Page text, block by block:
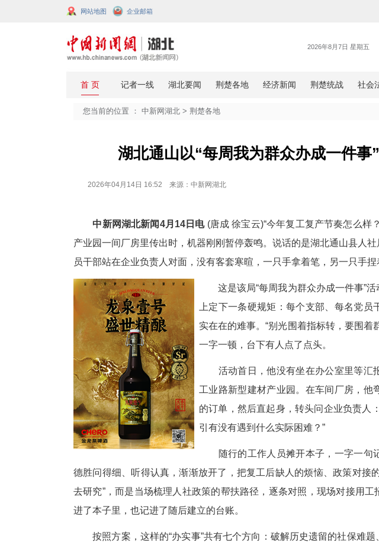
网站地图
湖北通山以“每周我为群众
2026年04月14日 16:52 来源：中新网湖北
中新网湖北新闻4月14日电
(唐成 徐宝云)“今年复
产业园一间厂房里传出时，机器刚刚暂停轰鸣。说话
员干部站在企业负责人对面，没有客套寒暄，一只手
这是该局“每周我为群
上定下一条硬规矩：每
实在在的难事。“别光围
一字一顿，台下有人点了
活动首日，他没有坐
工业路新型建材产业园
的订单，然后直起身，
引有没有遇到什么实际